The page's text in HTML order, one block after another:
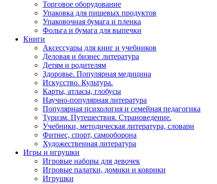
Торговое оборудование
Упаковка для пищевых продуктов
Упаковочная бумага и пленка
Фольга и бумага для выпечки
Книги
Аксессуары для книг и учебников
Деловая и бизнес литература
Детям и родителям
Здоровье. Популярная медицина
Искусство. Культура.
Карты, атласы, глобусы
Научно-популярная литература
Популярная психология и семейная педагогика
Туризм. Путешествия. Страноведение.
Учебники, методическая литература, словари
Фитнес, спорт, самооборона
Художественная литература
Игры и игрушки
Игровые наборы для девочек
Игровые палатки, домики и коврики
Игрушки